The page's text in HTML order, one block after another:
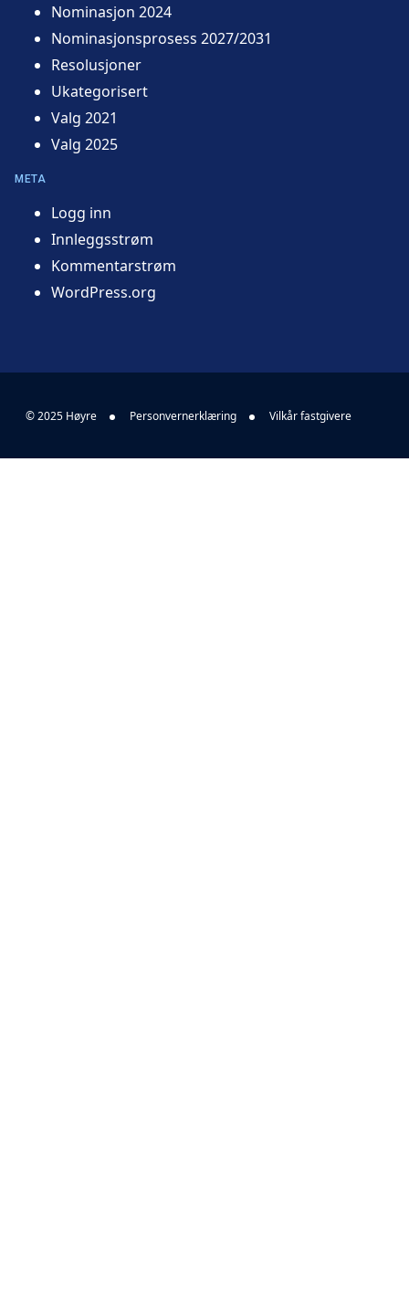
Nominasjon 2024
Nominasjonsprosess 2027/2031
Resolusjoner
Ukategorisert
Valg 2021
Valg 2025
META
Logg inn
Innleggsstrøm
Kommentarstrøm
WordPress.org
© 2025 Høyre Personvernerklæring Vilkår fastgivere